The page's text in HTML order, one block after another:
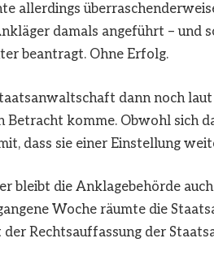
allerdings
damals angeführt – und
beantragt. Ohne Erfolg.
dann noch
Betracht komme. Obwohl sich
dass sie einer Einstellung
bleibt die Anklagebehörde
Woche räumte die
Rechtsauffassung der